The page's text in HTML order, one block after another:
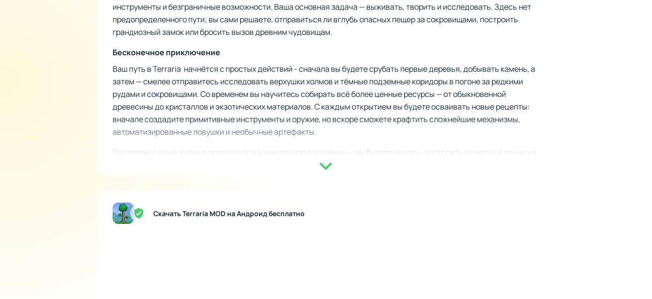
инструменты и безграничные возможности. Ваша основная задача — выживать, творить и исследовать. Здесь нет
предопределенного пути; вы сами решаете, отправиться ли вглубь опасных пещер за сокровищами, построить
грандиозный замок или бросить вызов древним чудовищам.
Бесконечное приключение
Ваш путь в Terraria начнётся с простых действий - сначала вы будете срубать первые деревья, добывать камень, а
затем — смелее отправитесь исследовать верхушки холмов и тёмные подземные коридоры в погоне за редкими
рудами и сокровищами. Со временем вы научитесь собирать всё более ценные ресурсы — от обыкновенной
древесины до кристаллов и экзотических материалов. С каждым открытием вы будете осваивать новые рецепты:
вначале создадите примитивные инструменты и оружие, но вскоре сможете крафтить сложнейшие механизмы,
автоматизированные ловушки и необычные артефакты.
Постепенно ваше жилище превратится в уникальное поселение — вы будете решать, построить ли уютный домик на
солнечной поляне или возвести крепость невероятной высоты на краю мира. Проявив фантазию, вы расширите
позволит вам шаг за шагом создавать а Терария мир мечты, превращая пустынную землю в живое и загадочное
царство, наполненное вашим стилем и историей.
Скачать Terraria MOD на Андроид бесплатно